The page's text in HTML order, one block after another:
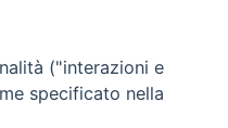
("interazioni e
specificato nella